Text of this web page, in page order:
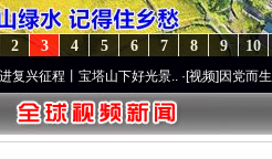
10
9
8
7
6
5
4
3
2
宝塔山下好光景..·[视频]因党而生 为党而